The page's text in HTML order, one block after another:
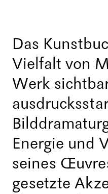
Das
Vielfalt von
Werk
Energie und
seines
gesetzte